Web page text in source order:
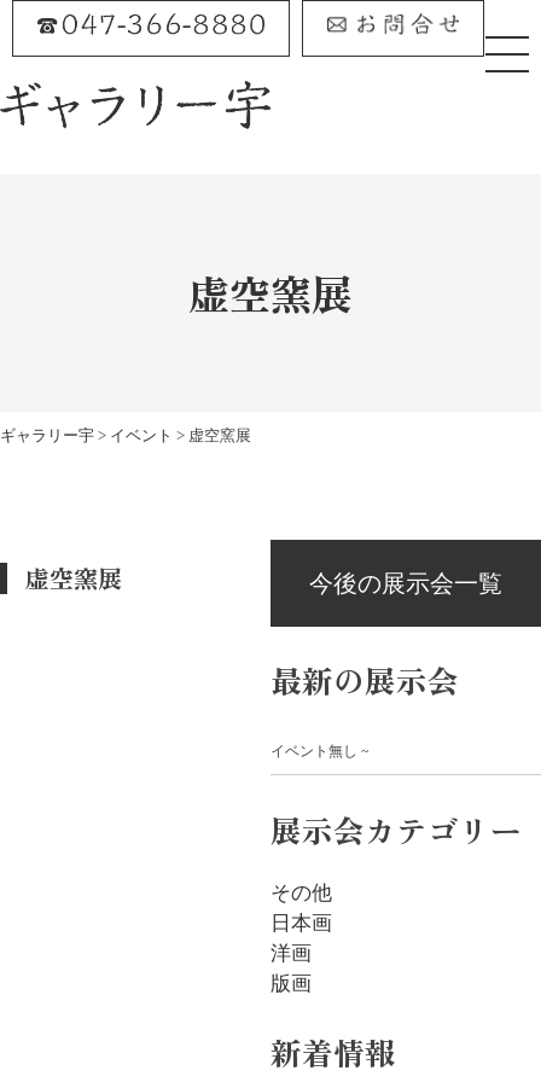
虚空窯展
ギャラリー宇 > イベント > 虚空窯展
虚空窯展 今後の展示会一覧
最新の展示会
イベント無し
展示会カテゴリー
その他
日本画
洋画
版画
新着情報